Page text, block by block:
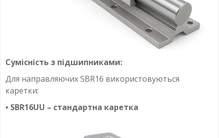
Сумісність з підшипниками:
Для направляючих SBR16 використовуються
каретки:
• SBR16UU – стандартна каретка